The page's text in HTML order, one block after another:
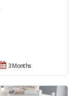
3 Months